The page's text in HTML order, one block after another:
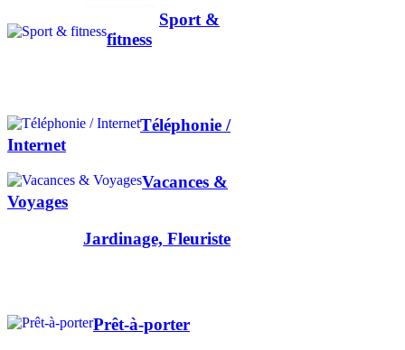
Sport &
fitness
Téléphonie /
Internet
Vacances &
Voyages
Jardinage, Fleuriste
Prêt-à-porter